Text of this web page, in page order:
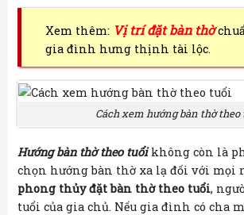
Xem thêm: Vị trí đặt bàn thờ
gia đình hưng thịnh tài lộc.
Cách xem hướng bàn thờ theo
Hướng bàn thờ theo tuổikhông còn là
chọn hướng bàn thờ xa lạ đối với mọi
phong thủy đặt bàn thờ theo tuổi,
tuổi của gia chủ. Nếu gia đình có cha